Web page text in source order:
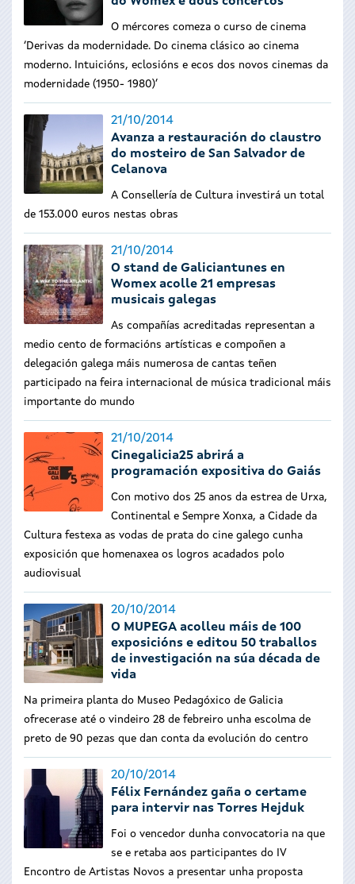
O mércores comeza o curso de cinema
‘Derivas da modernidade. Do cinema clásico ao cinema
moderno. Intuicións, eclosións e ecos dos novos cinemas da
modernidade (1950- 1980)’
21/10/2014
Avanza a restauración do claustro
do mosteiro de San Salvador de
Celanova
A Consellería de Cultura investirá un total
de 153.000 euros nestas obras
21/10/2014
O stand de Galiciantunes en
Womex acolle 21 empresas
musicais galegas
As compañías acreditadas representan a
medio cento de formacións artísticas e compoñen a
delegación galega máis numerosa de cantas teñen
participado na feira internacional de música tradicional máis
importante do mundo
21/10/2014
Cinegalicia25 abrirá a
programación expositiva do Gaiás
Con motivo dos 25 anos da estrea de Urxa,
Continental e Sempre Xonxa, a Cidade da
Cultura festexa as vodas de prata do cine galego cunha
exposición que homenaxea os logros acadados polo
audiovisual
20/10/2014
O MUPEGA acolleu máis de 100
exposicións e editou 50 traballos
de investigación na súa década de
vida
Na primeira planta do Museo Pedagóxico de Galicia
ofrecerase até o vindeiro 28 de febreiro unha escolma de
preto de 90 pezas que dan conta da evolución do centro
20/10/2014
Félix Fernández gaña o certame
para intervir nas Torres Hejduk
Foi o vencedor dunha convocatoria na que
se e retaba aos participantes do IV
Encontro de Artistas Novos a presentar unha proposta